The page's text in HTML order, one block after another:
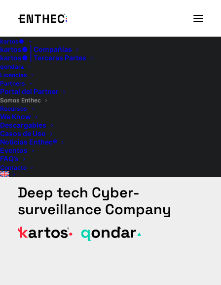
kartos●
kartos● | Compañías
kartos● | Terceras Partes
qondar▴
Licencias
Partners
Portal del Partner
Somos Enthec
Recursos
We Know
Descargables
Casos de Uso
Noticias Enthec®
Eventos
FAQ’s
Contacto
We Already
Know
Deep tech Cyber-
surveillance Company